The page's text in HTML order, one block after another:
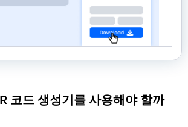
코드 생성기를 사용해야 할까